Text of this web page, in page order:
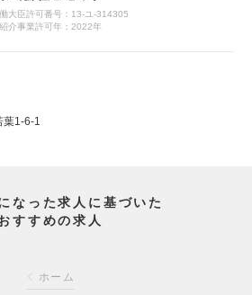
大臣許可番号：13-ユ-314305
紹介事業許可年：2022年
葉1-6-1
なった求人に基づいた
すすめの求人
ホーム